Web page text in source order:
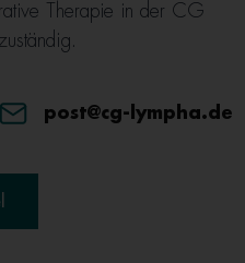
Therapie in der CG
post@cg-lympha.de